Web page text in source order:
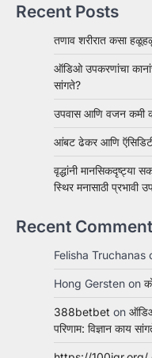
Recent Posts
तणाव शरीरात कसा
ऑडिओ उपकरणांचा
सांगते?
उपवास आणि वजन कमी
आंबट ढेकर आणि
वृद्धांनी मानसिकदृष्ट्या
स्थिर मनासाठी प्रभावी
Recent
Felisha Truchanas
Hong Gersten on
388betbet on ऑडिओ
परिणाम: विज्ञान काय